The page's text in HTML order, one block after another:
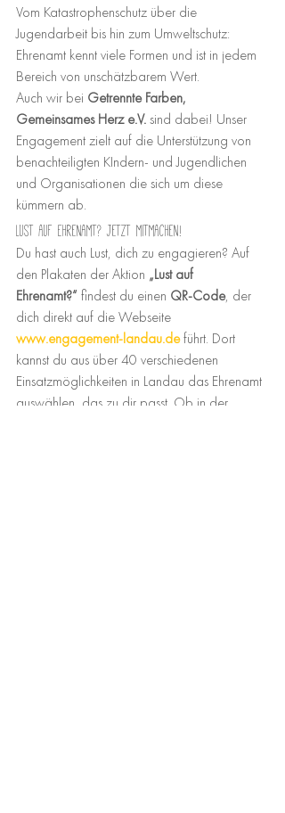
Vom Katastrophenschutz über die
Jugendarbeit bis hin zum Umweltschutz:
Ehrenamt kennt viele Formen und ist in jedem
Bereich von unschätzbarem Wert.
Auch wir bei Getrennte Farben,
Gemeinsames Herz e.V. sind dabei! Unser
Engagement zielt auf die Unterstützung von
benachteiligten KIndern- und Jugendlichen
und Organisationen die sich um diese
kümmern ab.
Lust auf Ehrenamt? Jetzt mitmachen!
Du hast auch Lust, dich zu engagieren? Auf
den Plakaten der Aktion „Lust auf
Ehrenamt?“ findest du einen QR-Code, der
dich direkt auf die Webseite
www.engagement-landau.de führt. Dort
kannst du aus über 40 verschiedenen
Einsatzmöglichkeiten in Landau das Ehrenamt
auswählen, das zu dir passt. Ob in der